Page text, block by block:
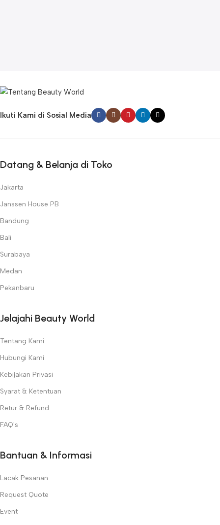
Ikuti Kami di Sosial Media
Datang & Belanja di Toko
Jakarta
Janssen House PB
Bandung
Bali
Surabaya
Medan
Pekanbaru
Jelajahi Beauty World
Tentang Kami
Hubungi Kami
Kebijakan Privasi
Syarat & Ketentuan
Retur & Refund
FAQ's
Bantuan & Informasi
Lacak Pesanan
Request Quote
Event